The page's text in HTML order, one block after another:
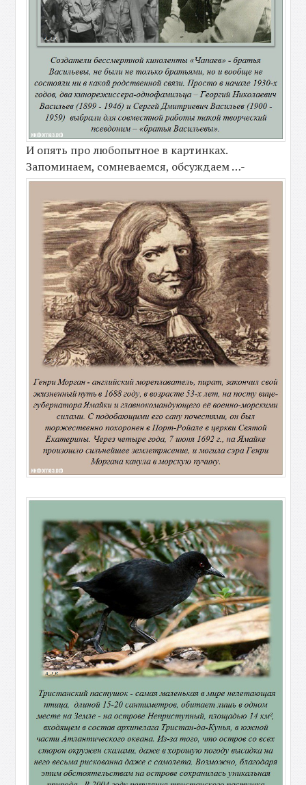
И опять про любопытное в картинках.
Запоминаем, сомневаемся, обсуждаем …-